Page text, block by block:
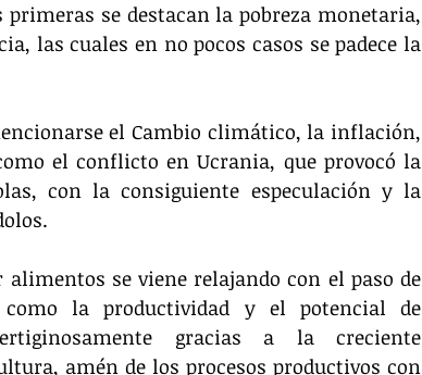
se destacan la pobreza monetaria,
las cuales en no pocos casos se padece la
el Cambio climático, la inflación,
el conflicto en Ucrania, que provocó la
con la consiguiente especulación y la
se viene relajando con el paso de
la productividad y el potencial de
gracias a la creciente
amén de los procesos productivos con